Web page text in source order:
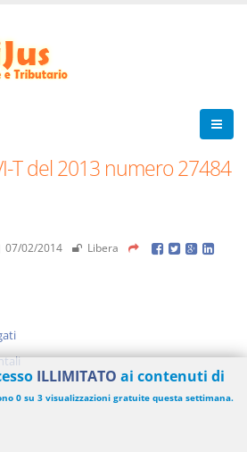
T del 2013 numero 27484
07/02/2014 Libera
ILLIMITATO ai contenuti di
0 su 3 visualizzazioni gratuite questa settimana.